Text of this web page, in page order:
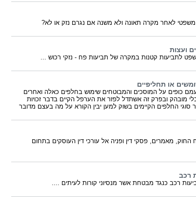
משפטי לאחר מקרה תאונה ולא משנה אם נגרם נזק או לא?
ועצות
לתביעות קטנות במקרה של תביעות פח - נזקי רכוש ...
או תחליפיים
כופים על המוסכים והמבוטחים שימוש בחלפים כאלה ואחרים
מובהק ובפרק זה אשתדל לפזר את הערפל הקיים בדבר זכויות
סוגי החלפים הקיימים בשוק למען יבין הקורא על מה בעצם מדובר
החוק, מאמרים, פסקי דין ופניה אל עורכי דין העוסקים בתחום
רכב
רכב כנגד מבטחת אשר מנסיוני קורות לעיתים ....